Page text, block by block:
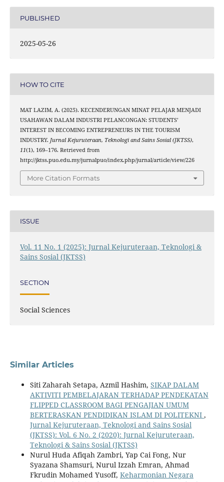
PUBLISHED
2025-05-26
HOW TO CITE
MAT LAZIM, A. (2025). KECENDERUNGAN MINAT PELAJAR MENJADI
USAHAWAN DALAM INDUSTRI PELANCONGAN: STUDENTS’
INTEREST IN BECOMING ENTREPRENEURS IN THE TOURISM
INDUSTRY. Jurnal Kejuruteraan, Teknologi and Sains Sosial (JKTSS),
11(1), 169–176. Retrieved from
http://jktss.puo.edu.my/jurnalpuo/index.php/jurnal/article/view/226
More Citation Formats
ISSUE
Vol. 11 No. 1 (2025): Jurnal Kejuruteraan, Teknologi &
Sains Sosial (JKTSS)
SECTION
Social Sciences
Similar Articles
Siti Zaharah Setapa, Azmil Hashim, SIKAP DALAM
AKTIVITI PEMBELAJARAN TERHADAP PENDEKATAN
FLIPPED CLASSROOM BAGI PENGAJIAN UMUM
BERTERASKAN PENDIDIKAN ISLAM DI POLITEKNI ,
Jurnal Kejuruteraan, Teknologi and Sains Sosial
(JKTSS): Vol. 6 No. 2 (2020): Jurnal Kejuruteraan,
Teknologi & Sains Sosial (JKTSS)
Nurul Huda Afiqah Zambri, Yap Cai Fong, Nur
Syazana Shamsuri, Nurul Izzah Emran, Ahmad
Fkrudin Mohamed Yusoff, Keharmonian Negara